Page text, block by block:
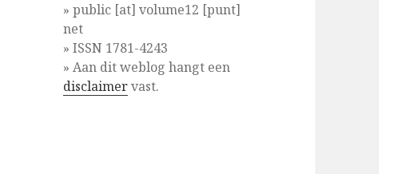
» public [at] volume12 [punt]
net
» ISSN 1781-4243
» Aan dit weblog hangt een
disclaimervast.